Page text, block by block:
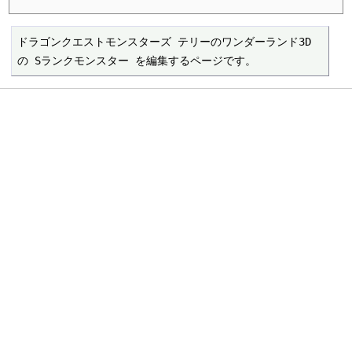
ドラゴンクエストモンスターズ テリーのワンダーランド3D
の Sランクモンスター を編集するページです。